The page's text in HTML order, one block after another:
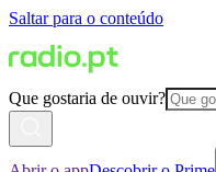
Saltar para o conteúdo
Que gostaria de ouvir?